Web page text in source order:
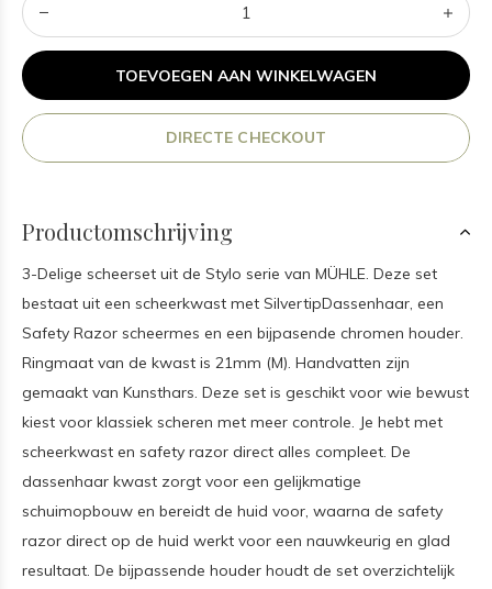
TOEVOEGEN AAN WINKELWAGEN
DIRECTE CHECKOUT
Productomschrijving
3-Delige scheerset uit de Stylo serie van MÜHLE. Deze set
bestaat uit een scheerkwast met SilvertipDassenhaar, een
Safety Razor scheermes en een bijpasende chromen houder.
Ringmaat van de kwast is 21mm (M). Handvatten zijn
gemaakt van Kunsthars. Deze set is geschikt voor wie bewust
kiest voor klassiek scheren met meer controle. Je hebt met
scheerkwast en safety razor direct alles compleet. De
dassenhaar kwast zorgt voor een gelijkmatige
schuimopbouw en bereidt de huid voor, waarna de safety
razor direct op de huid werkt voor een nauwkeurig en glad
resultaat. De bijpassende houder houdt de set overzichtelijk